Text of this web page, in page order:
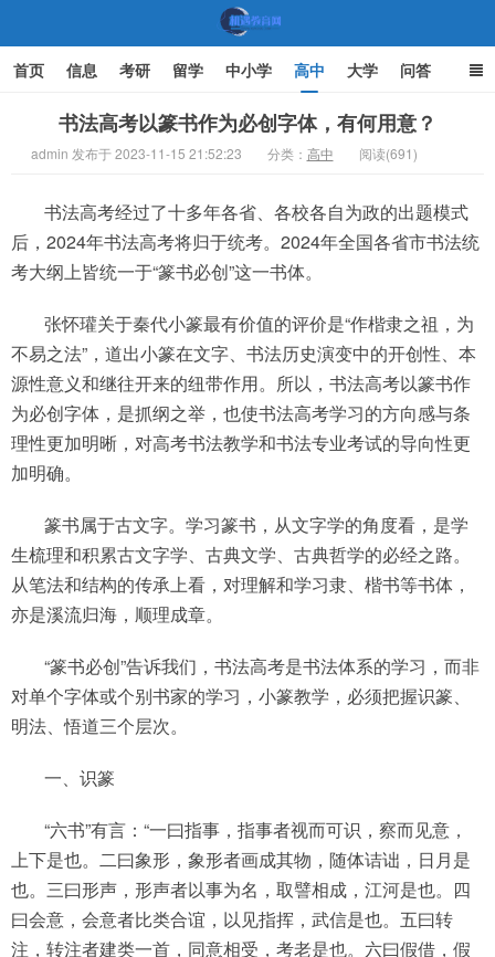
首页 信息 考研 留学 中小学 高中 大学 问答
家庭教育
书法高考以篆书作为必创字体，有何用意？
admin 发布于 2023-11-15 21:52:23 分类： 高中 阅读(691)
书法高考经过了十多年各省、各校各自为政的出题模式
后，2024年书法高考将归于统考。2024年全国各省市书法统
考大纲上皆统一于“篆书必创”这一书体。
张怀瓘关于秦代小篆最有价值的评价是“作楷隶之祖，为
不易之法”，道出小篆在文字、书法历史演变中的开创性、本
源性意义和继往开来的纽带作用。所以，书法高考以篆书作
为必创字体，是抓纲之举，也使书法高考学习的方向感与条
理性更加明晰，对高考书法教学和书法专业考试的导向性更
加明确。
篆书属于古文字。学习篆书，从文字学的角度看，是学
生梳理和积累古文字学、古典文学、古典哲学的必经之路。
从笔法和结构的传承上看，对理解和学习隶、楷书等书体，
亦是溪流归海，顺理成章。
“篆书必创”告诉我们，书法高考是书法体系的学习，而非
对单个字体或个别书家的学习，小篆教学，必须把握识篆、
明法、悟道三个层次。
一、识篆
“六书”有言：“一曰指事，指事者视而可识，察而见意，
上下是也。二曰象形，象形者画成其物，随体诘诎，日月是
也。三曰形声，形声者以事为名，取譬相成，江河是也。四
曰会意，会意者比类合谊，以见指挥，武信是也。五曰转
注，转注者建类一首，同意相受，考老是也。六曰假借，假